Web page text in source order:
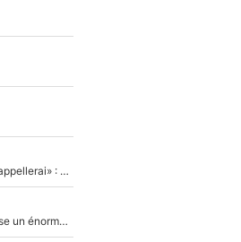
Mercato - OM - «Dès que je prends un club, je t’appellerai» : La promesse de Marcelino au moment de claquer la porte
Victime de racisme contre Murray, Kyrgios pousse un énorme coup de gueule !